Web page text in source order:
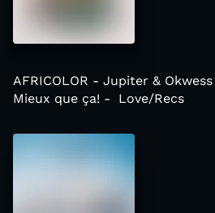
AFRICOLOR - Jupiter &
Mieux que ça! - Love/Recs